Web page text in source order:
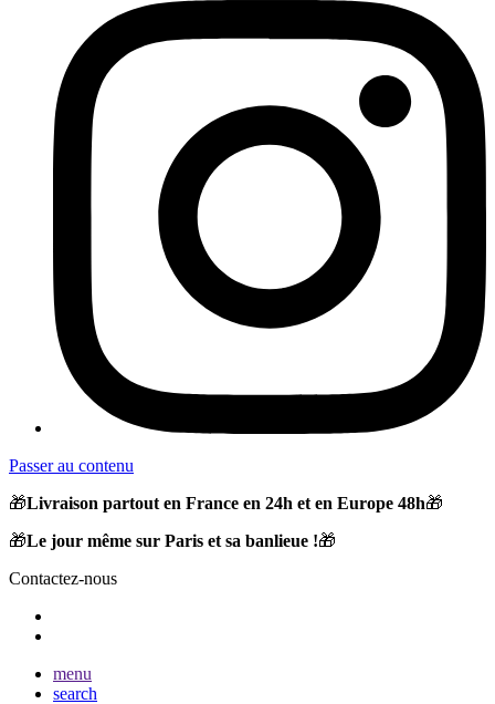
Passer au contenu
🎁Livraison partout en France en 24h et en Europe 48h🎁
🎁Le jour même sur Paris et sa banlieue !🎁
Contactez-nous
menu
search